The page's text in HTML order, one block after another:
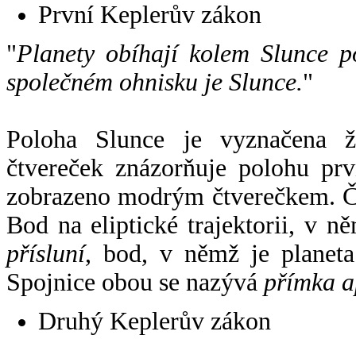
První Keplerův zákon
"Planety obíhají kolem Slunce
společném ohnisku je Slunce."
Poloha Slunce je vyznačena
čtvereček znázorňuje polohu
zobrazeno modrým čtverečkem.
Bod na eliptické trajektorii, v
přísluní, bod, v němž je
Spojnice obou se nazývá přímka
Druhý Keplerův zákon